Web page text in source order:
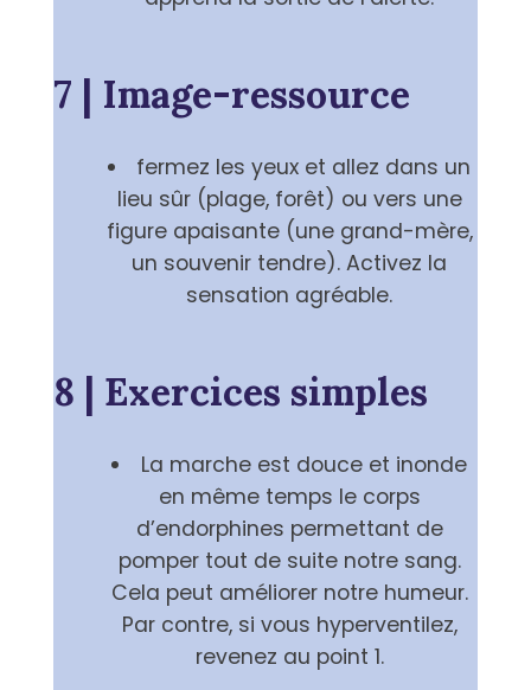
7 | Image-ressource
fermez les yeux et allez dans un
lieu sûr (plage, forêt) ou vers une
figure apaisante (une grand-mère,
un souvenir tendre). Activez la
sensation agréable.
8 | Exercices simples
La marche est douce et inonde
en même temps le corps
d’endorphines permettant de
pomper tout de suite notre sang.
Cela peut améliorer notre humeur.
Par contre, si vous hyperventilez,
revenez au point 1.